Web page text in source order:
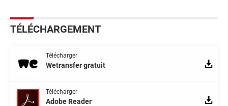
TÉLÉCHARGEMENT
Télécharger
Wetransfer gratuit
Télécharger
Adobe Reader